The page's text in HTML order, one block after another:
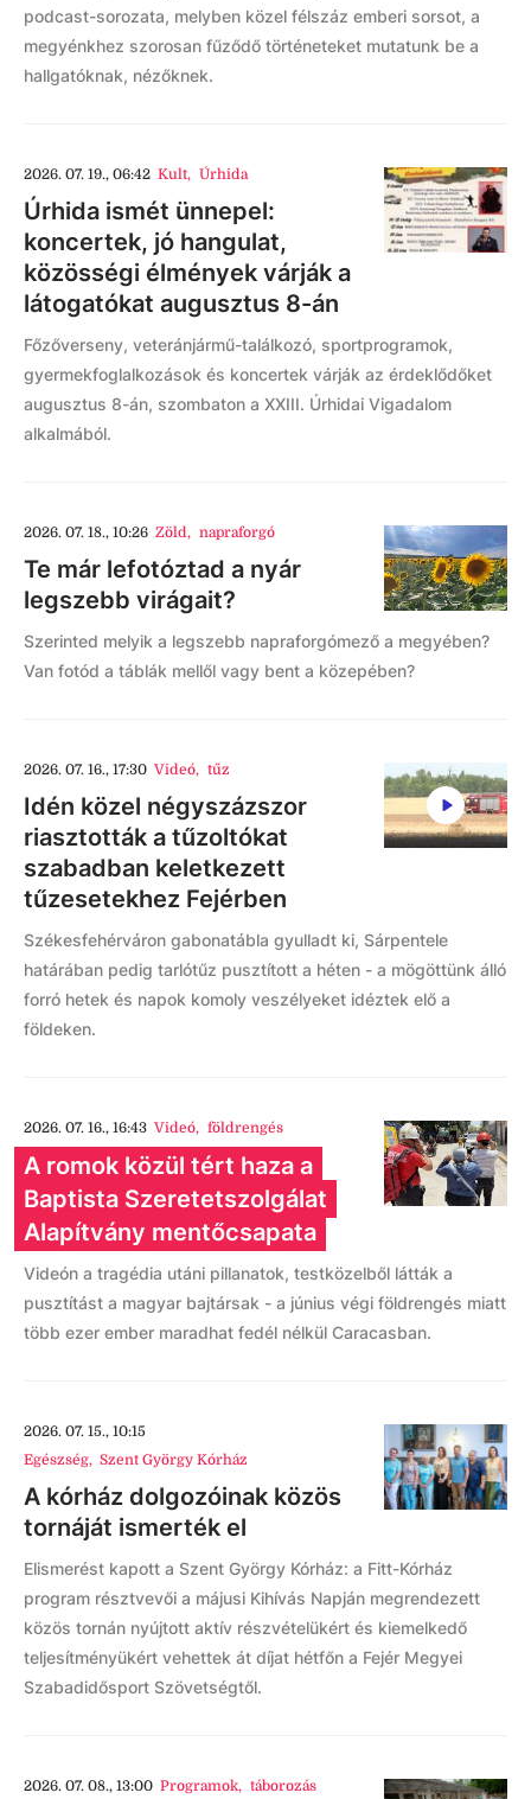
podcast-sorozata, melyben közel félszáz emberi sorsot, a
megyénkhez szorosan fűződő történeteket mutatunk be a
hallgatóknak, nézőknek.
2026. 07. 19., 06:42 Kult, Úrhida
Úrhida ismét ünnepel:
koncertek, jó hangulat,
közösségi élmények várják a
látogatókat augusztus 8-án
Főzőverseny, veteránjármű-találkozó, sportprogramok,
gyermekfoglalkozások és koncertek várják az érdeklődőket
augusztus 8-án, szombaton a XXIII. Úrhidai Vigadalom
alkalmából.
2026. 07. 18., 10:26 Zöld, napraforgó
Te már lefotóztad a nyár
legszebb virágait?
Szerinted melyik a legszebb napraforgómező a megyében?
Van fotód a táblák mellől vagy bent a közepében?
2026. 07. 16., 17:30 Videó, tűz
Idén közel négyszázszor
riasztották a tűzoltókat
szabadban keletkezett
tűzesetekhez Fejérben
Székesfehérváron gabonatábla gyulladt ki, Sárpentele
határában pedig tarlótűz pusztított a héten - a mögöttünk álló
forró hetek és napok komoly veszélyeket idéztek elő a
földeken.
2026. 07. 16., 16:43 Videó, földrengés
A romok közül tért haza a
Baptista Szeretetszolgálat
Alapítvány mentőcsapata
Videón a tragédia utáni pillanatok, testközelből látták a
pusztítást a magyar bajtársak - a június végi földrengés miatt
több ezer ember maradhat fedél nélkül Caracasban.
2026. 07. 15., 10:15
Egészség, Szent György Kórház
A kórház dolgozóinak közös
tornáját ismerték el
Elismerést kapott a Szent György Kórház: a Fitt-Kórház
program résztvevői a májusi Kihívás Napján megrendezett
közös tornán nyújtott aktív részvételükért és kiemelkedő
teljesítményükért vehettek át díjat hétfőn a Fejér Megyei
Szabadidősport Szövetségtől.
2026. 07. 08., 13:00 Programok, táborozás